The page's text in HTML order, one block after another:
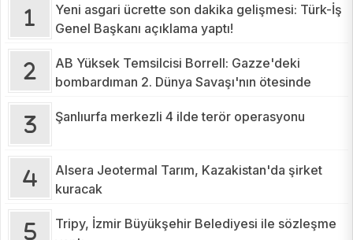
Yeni asgari ücrette son dakika gelişmesi: Türk-İş
Genel Başkanı açıklama yaptı!
AB Yüksek Temsilcisi Borrell: Gazze'deki
bombardıman 2. Dünya Savaşı'nın ötesinde
Şanlıurfa merkezli 4 ilde terör operasyonu
Alsera Jeotermal Tarım, Kazakistan'da şirket
kuracak
Tripy, İzmir Büyükşehir Belediyesi ile sözleşme